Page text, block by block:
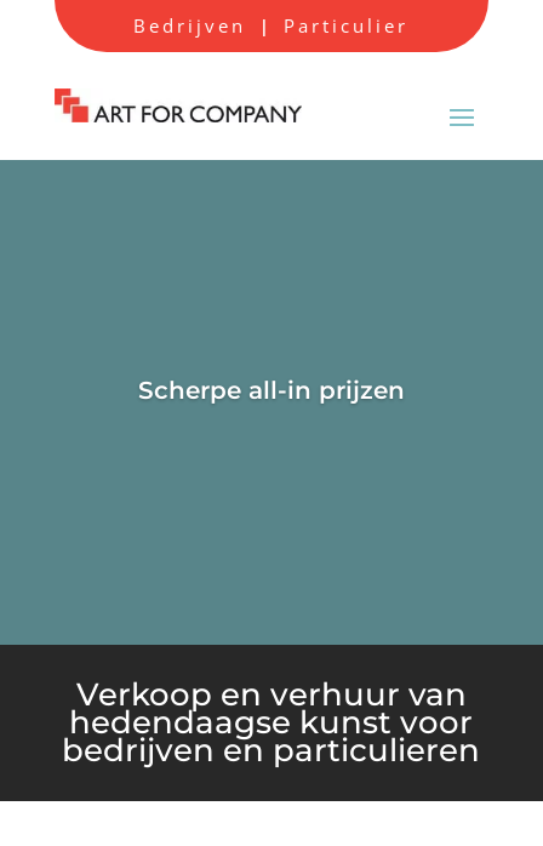
Bedrijven | Particulier
Scherpe all-in prijzen
Verkoop en verhuur van
hedendaagse kunst voor
bedrijven en particulieren